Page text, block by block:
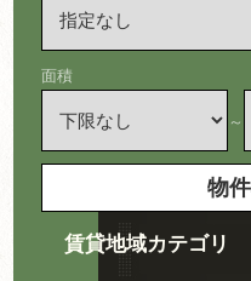
面積
～
賃貸地域カテゴリ